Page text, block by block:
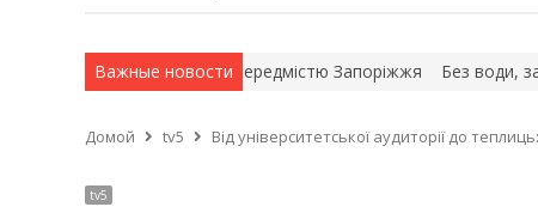
Важные новости
ударів по передмістю Запоріжжя Без води, зате з
Домой tv5 Від університетської аудиторії до
tv5